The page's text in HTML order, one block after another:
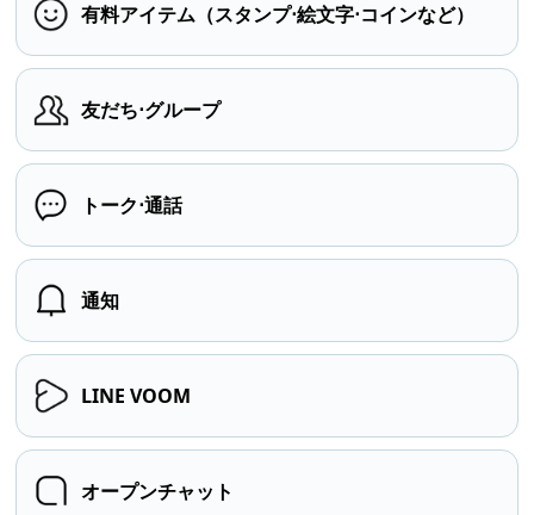
有料アイテム（スタンプ⋅絵文字⋅コインなど）
友だち⋅グループ
トーク⋅通話
通知
LINE VOOM
オープンチャット